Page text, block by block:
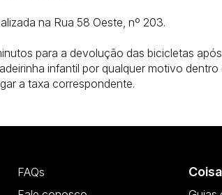
na Rua 58 Oeste, nº 203.
para a devolução das bicicletas
infantil por qualquer motivo
a taxa correspondente.
FAQs